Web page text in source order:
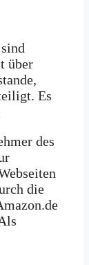
über
Es
des
die